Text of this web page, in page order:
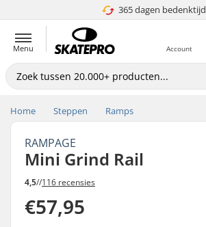
365 dagen bedenktijd
4.8 van 5
Menu Account
Home Steppen Ramps
RAMPAGE
Mini Grind Rail
4,5//116 recensies
€57,95